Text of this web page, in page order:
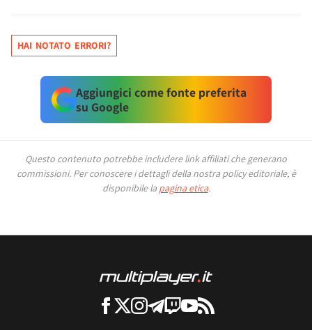
HAI NOTATO ERRORI?
Aggiungici come fonte preferita
su Google
Questo contenuto potrebbe includere link affiliati che generano
commissioni. Per conoscere i dettagli della nostra policy editoriale, è
disponibile la pagina etica.